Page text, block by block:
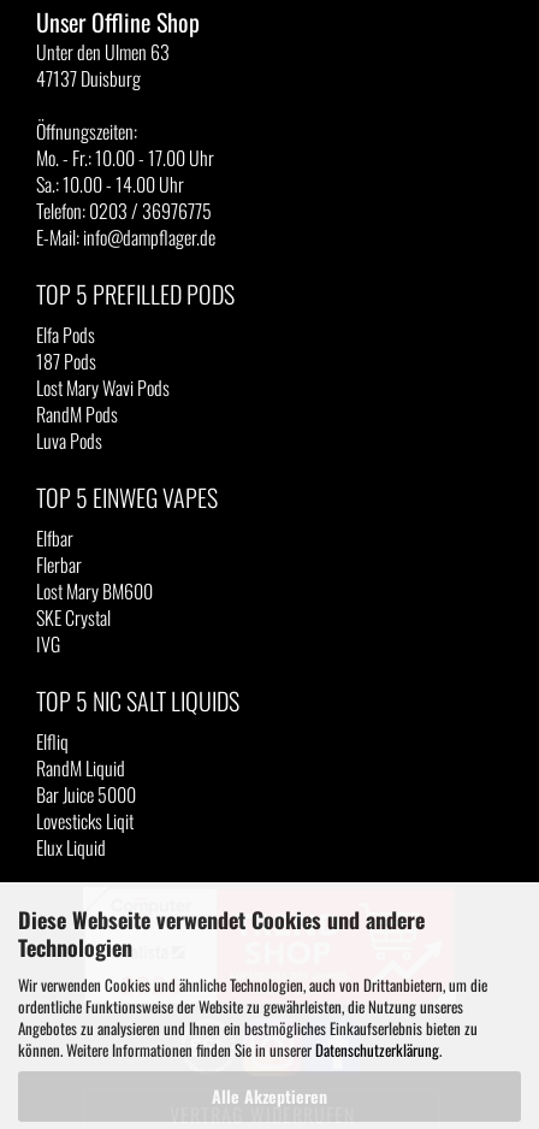
Diese Webseite verwendet Cookies und andere
Technologien
Wir verwenden Cookies und ähnliche Technologien, auch von Drittanbietern, um die
ordentliche Funktionsweise der Website zu gewährleisten, die Nutzung unseres
Angebotes zu analysieren und Ihnen ein bestmögliches Einkaufserlebnis bieten zu
können. Weitere Informationen finden Sie in unsererDatenschutzerklärung.
Alle Akzeptieren
Unser Offline Shop
Unter den Ulmen 63
47137 Duisburg
Öffnungszeiten:
Mo. - Fr.: 10.00 - 17.00 Uhr
Sa.: 10.00 - 14.00 Uhr
Telefon: 0203 / 36976775
E-Mail: info@dampflager.de
TOP 5 PREFILLED PODS
Elfa Pods
187 Pods
Lost Mary Wavi Pods
RandM Pods
Luva Pods
TOP 5 EINWEG VAPES
Elfbar
Flerbar
Lost Mary BM600
SKE Crystal
IVG
TOP 5 NIC SALT LIQUIDS
Elfliq
RandM Liquid
Bar Juice 5000
Lovesticks Liqit
Elux Liquid
VERTRAG WIDERRUFEN